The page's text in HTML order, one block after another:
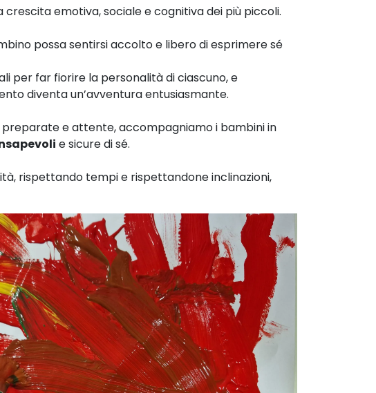
emotiva, sociale e cognitiva dei più piccoli.
possa sentirsi accolto e libero di esprimere sé
per far fiorire la personalità di ciascuno, e
diventa un’avventura entusiasmante.
e attente, accompagniamo i bambini in
e sicure di sé.
rispettando tempi e rispettandone inclinazioni,